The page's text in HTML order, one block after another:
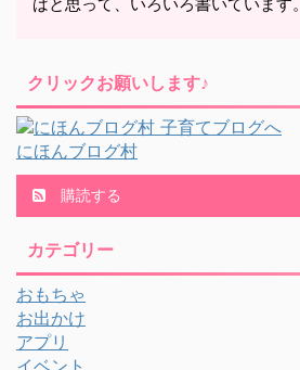
クリックお願いします♪
にほんブログ村
購読する
カテゴリー
おもちゃ
お出かけ
アプリ
イベント